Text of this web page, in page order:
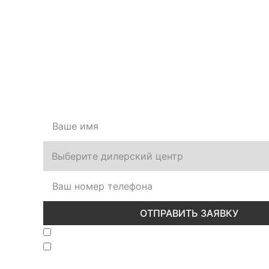
ОТПРАВИТЬ ЗАЯВКУ